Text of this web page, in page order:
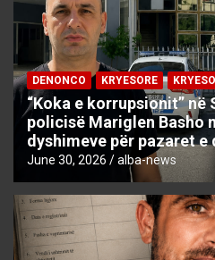
DENONCO KRYESORE
“Koka e korrupsionit” në
policisë Mariglen Basho
dyshimeve për pazaret e
June 30, 2026 alba-news